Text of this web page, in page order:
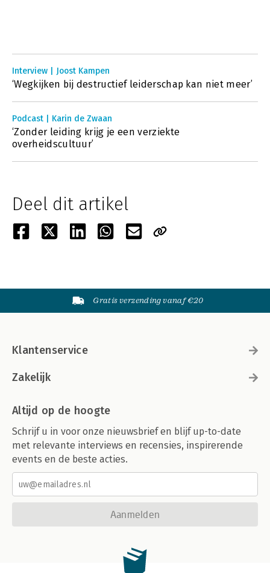
Interview | Joost Kampen
‘Wegkijken bij destructief leiderschap kan niet meer’
Podcast | Karin de Zwaan
‘Zonder leiding krijg je een verziekte
overheidscultuur’
Deel dit artikel
Gratis verzending vanaf €20
Klantenservice
Zakelijk
Altijd op de hoogte
Schrijf u in voor onze nieuwsbrief en blijf up-to-date
met relevante interviews en recensies, inspirerende
events en de beste acties.
Aanmelden